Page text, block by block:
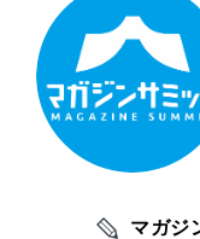
マガジ